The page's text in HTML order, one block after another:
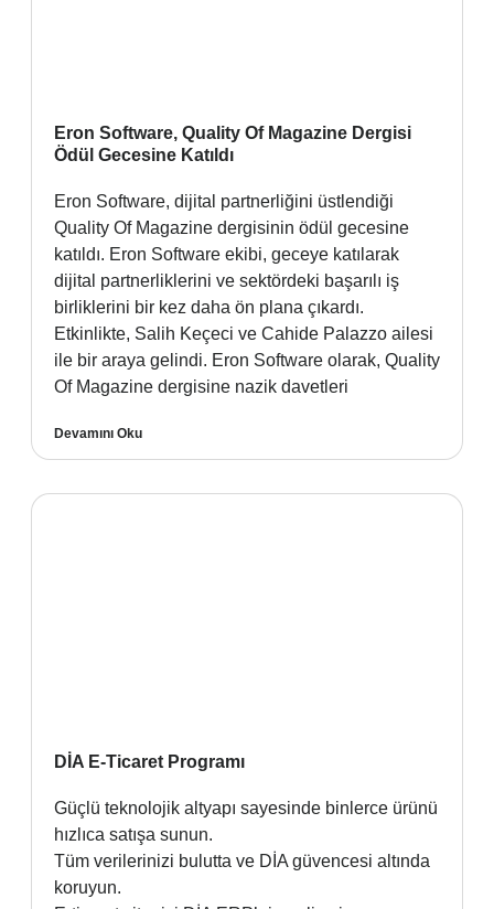
Eron Software, Quality Of Magazine Dergisi
Ödül Gecesine Katıldı
Eron Software, dijital partnerliğini üstlendiği
Quality Of Magazine dergisinin ödül gecesine
katıldı. Eron Software ekibi, geceye katılarak
dijital partnerliklerini ve sektördeki başarılı iş
birliklerini bir kez daha ön plana çıkardı.
Etkinlikte, Salih Keçeci ve Cahide Palazzo ailesi
ile bir araya gelindi. Eron Software olarak, Quality
Of Magazine dergisine nazik davetleri
Devamını Oku
DİA E-Ticaret Programı
Güçlü teknolojik altyapı sayesinde binlerce ürünü
hızlıca satışa sunun.
Tüm verilerinizi bulutta ve DİA güvencesi altında
koruyun.